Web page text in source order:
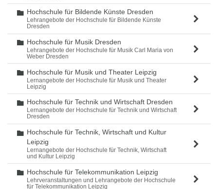
Ordner
Hochschule für Bildende Künste Dresden
Lehrangebote der Hochschule für Bildende Künste
Dresden
Ordner
Hochschule für Musik Dresden
Lehrangebote der Hochschule für Musik Carl Maria von
Weber Dresden
Ordner
Hochschule für Musik und Theater Leipzig
Lernangebote der Hochschule für Musik und Theater
Leipzig
Ordner
Hochschule für Technik und Wirtschaft Dresden
Lernangebote der Hochschule für Technik und Wirtschaft
Dresden
Ordner
Hochschule für Technik, Wirtschaft und Kultur
Leipzig
Lernangebote der Hochschule für Technik, Wirtschaft
und Kultur Leipzig
Ordner
Hochschule für Telekommunikation Leipzig
Lehrveranstaltungen und Lehrangebote der Hochschule
für Telekommunikation Leipzig